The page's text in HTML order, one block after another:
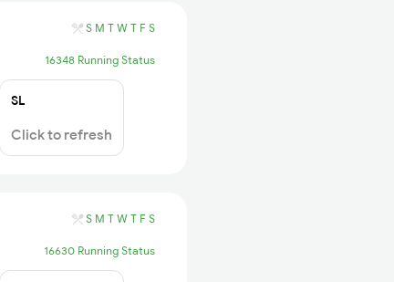
S M T W T F S
16348 Running Status
SL
Click to refresh
S M T W T F S
16630 Running Status